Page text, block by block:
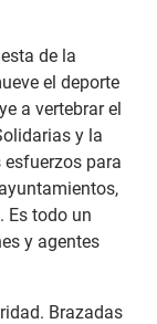
de la
el deporte
a vertebrar el
y la
esfuerzos para
Es todo un
y agentes
Brazadas